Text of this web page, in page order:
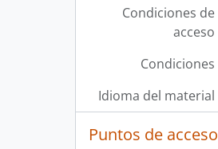
Condiciones de
acceso
Condiciones
Idioma del material
Puntos de acceso